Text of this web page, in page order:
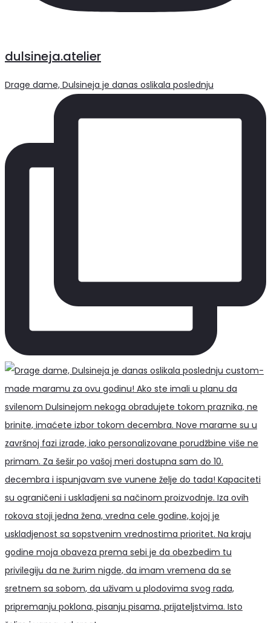
dulsineja.atelier
Drage dame, Dulsineja je danas oslikala poslednju